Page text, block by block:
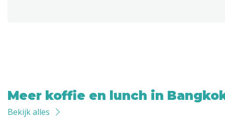
Meer koffie en lunch in
Bekijk alles